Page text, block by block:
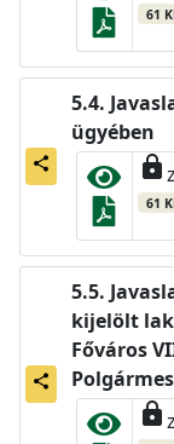
61
share
ügyében
lock
61
share
kijelölt
Főváros
lock